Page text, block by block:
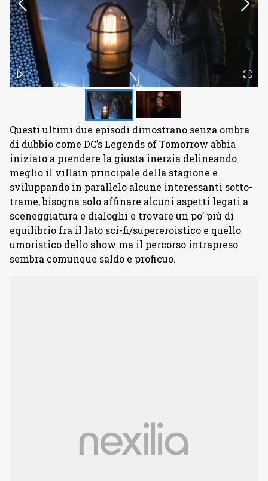
Questi ultimi due episodi dimostrano senza ombra
di dubbio come DC’s Legends of Tomorrow abbia
iniziato a prendere la giusta inerzia delineando
meglio il villain principale della stagione e
sviluppando in parallelo alcune interessanti sotto-
trame, bisogna solo affinare alcuni aspetti legati a
sceneggiatura e dialoghi e trovare un po’ più di
equilibrio fra il lato sci-fi/supereroistico e quello
umoristico dello show ma il percorso intrapreso
sembra comunque saldo e proficuo.